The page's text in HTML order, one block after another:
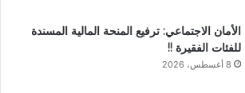
الأمان الاجتماعي: ترفيع المنحة المالية المسندة
للفئات الفقيرة !!
8 أغسطس، 2026